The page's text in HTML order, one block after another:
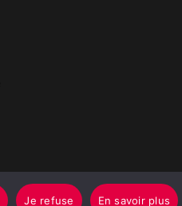
Je refuse En savoir plus